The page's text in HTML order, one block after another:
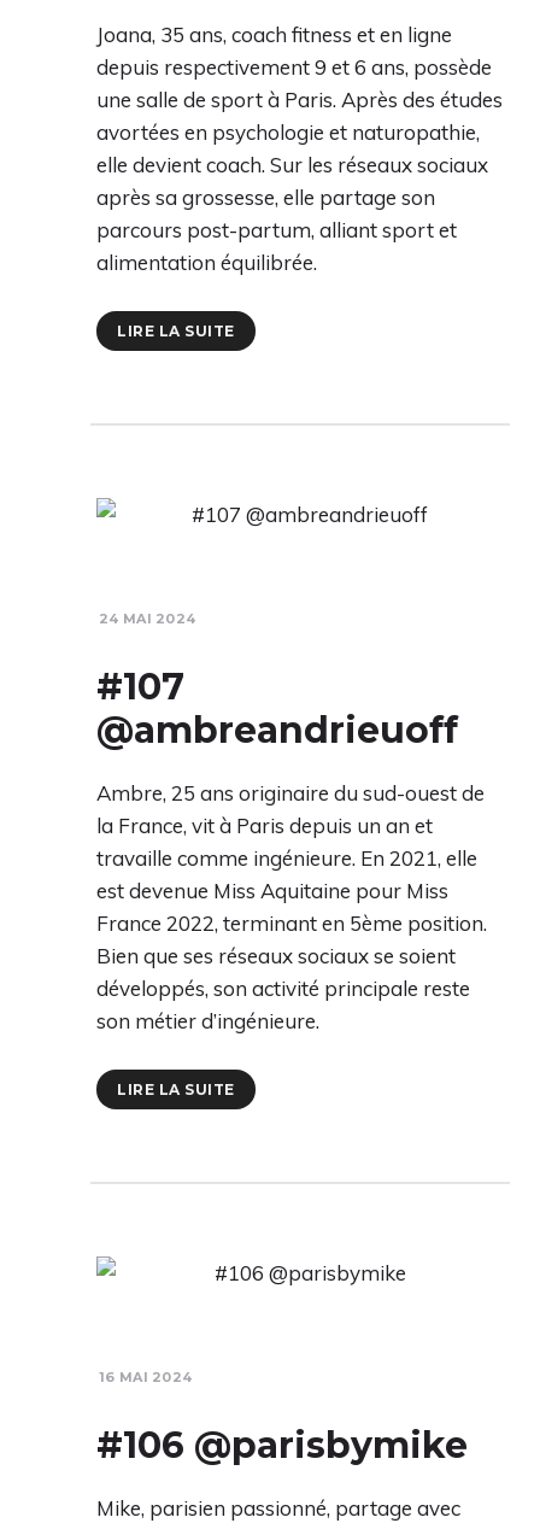
Joana, 35 ans, coach fitness et en ligne
depuis respectivement 9 et 6 ans, possède
une salle de sport à Paris. Après des études
avortées en psychologie et naturopathie,
elle devient coach. Sur les réseaux sociaux
après sa grossesse, elle partage son
parcours post-partum, alliant sport et
alimentation équilibrée.
LIRE LA SUITE
24 MAI 2024
#107
@ambreandrieuoff
Ambre, 25 ans originaire du sud-ouest de
la France, vit à Paris depuis un an et
travaille comme ingénieure. En 2021, elle
est devenue Miss Aquitaine pour Miss
France 2022, terminant en 5ème position.
Bien que ses réseaux sociaux se soient
développés, son activité principale reste
son métier d’ingénieure.
LIRE LA SUITE
16 MAI 2024
#106 @parisbymike
Mike, parisien passionné, partage avec